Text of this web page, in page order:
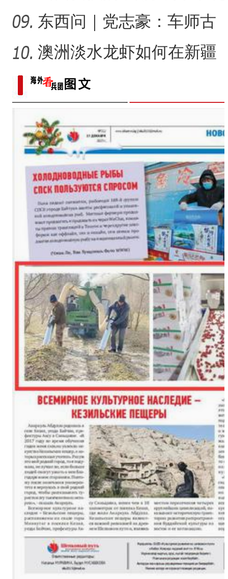
仑山下结硕果？
东西问｜党志豪：车师古
道怎样成为丝绸之路的要
道
澳洲淡水龙虾如何在新疆
沙漠地区“安家”？